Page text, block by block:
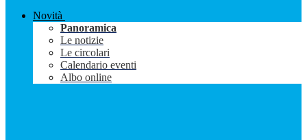
Novità
Panoramica
Le notizie
Le circolari
Calendario eventi
Albo online